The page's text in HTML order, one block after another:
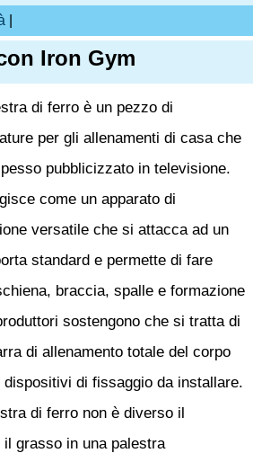
Iron Gym
di ferro è un pezzo di
per gli allenamenti di casa che
pubblicizzato in televisione.
come un apparato di
versatile che si attacca ad un
standard e permette di fare
braccia, spalle e formazione
sostengono che si tratta di
di allenamento totale del corpo
di fissaggio da installare.
di ferro non è diverso il
grasso in una palestra